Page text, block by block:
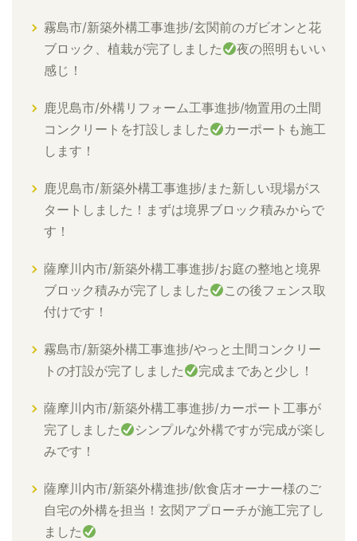
霧島市/新築外構工事進捗/玄関前のガビオンと花
ブロック、植栽が完了しました
夜の照明もいい
感じ！
鹿児島市/外構リフォーム工事進捗/物置用の土間
コンクリートを打設しました
カーポートも施工
します！
鹿児島市/新築外構工事進捗/また新しい現場がス
タートしました！まずは境界ブロック積みからで
す！
薩摩川内市/新築外構工事進捗/お庭の整地と境界
ブロック積みが完了しました
この後フェンス取
付けです！
霧島市/新築外構工事進捗/やっと土間コンクリー
トの打設が完了しました
完成まであと少し！
薩摩川内市/新築外構工事進捗/カーポート工事が
完了しました
シンプルな外構ですが完成が楽し
みです！
薩摩川内市/新築外構進捗/飲食店オーナー様のご
自宅の外構を担当！玄関アプローチが施工完了し
ました